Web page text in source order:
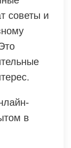
советы и
в